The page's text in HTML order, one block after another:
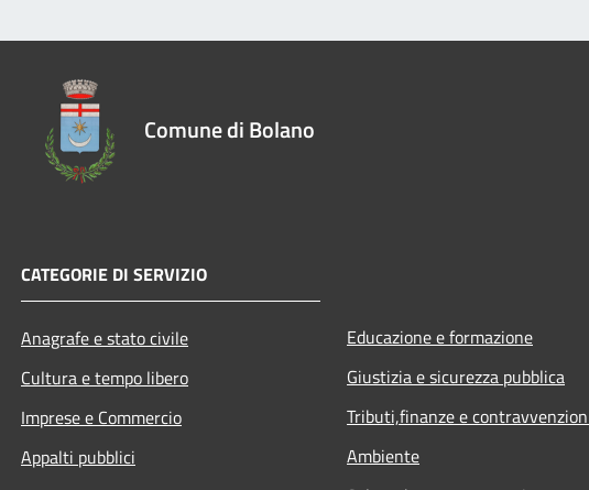
Comune di Bolano
CATEGORIE DI SERVIZIO
Anagrafe e stato civile
Cultura e tempo libero
Imprese e Commercio
Appalti pubblici
Educazione e formazione
Giustizia e sicurezza pubblica
Tributi,finanze e
Ambiente